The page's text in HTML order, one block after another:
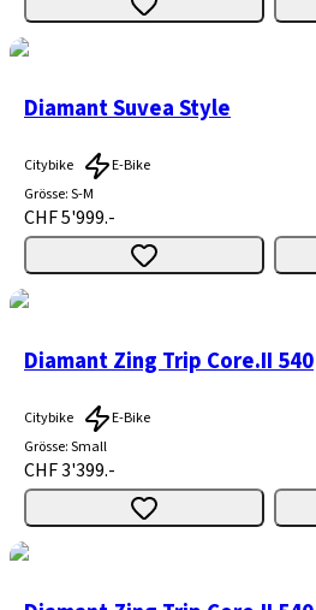
Diamant Suvea Style
Citybike
E-Bike
Grösse:S-M
CHF 5'999.-
Diamant Zing Trip Core.II 540
Citybike
E-Bike
Grösse:Small
CHF 3'399.-